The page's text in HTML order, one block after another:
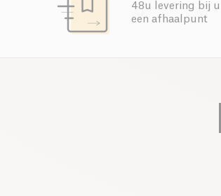
48u levering bij
een afhaalpunt